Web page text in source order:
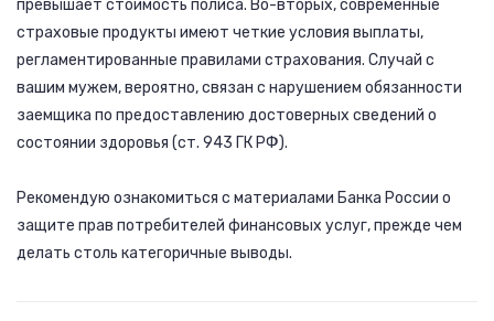
превышает стоимость полиса. Во-вторых, современные
страховые продукты имеют четкие условия выплаты,
регламентированные правилами страхования. Случай с
вашим мужем, вероятно, связан с нарушением обязанности
заемщика по предоставлению достоверных сведений о
состоянии здоровья (ст. 943 ГК РФ).
Рекомендую ознакомиться с материалами Банка России о
защите прав потребителей финансовых услуг, прежде чем
делать столь категоричные выводы.